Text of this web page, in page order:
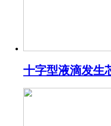
十字型液滴发生